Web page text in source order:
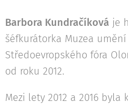
Barbora Kundračíková je
šéfkurátorka Muzea
Středoevropského fóra
od roku 2012.
Mezi lety 2012 a 2016 byla